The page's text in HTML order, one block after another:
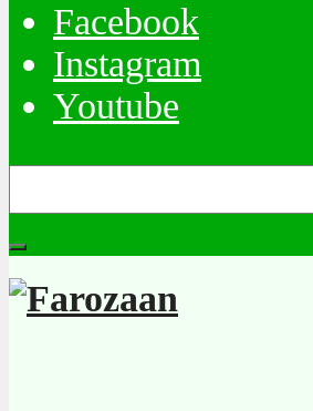
Facebook
Instagram
Youtube